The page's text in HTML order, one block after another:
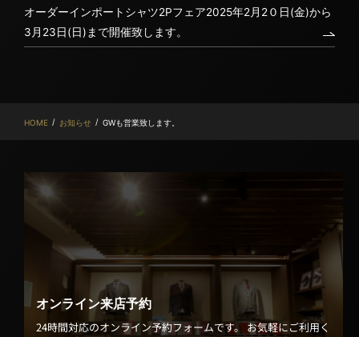
オーダーインポートシャツ2Pフェア2025年2月2０日(金)から
3月23日(日)まで開催致します。
HOME / お知らせ / GWも営業致します。
オンライン来店予約
24時間対応のオンライン予約フォームです。 お気軽にご利用く